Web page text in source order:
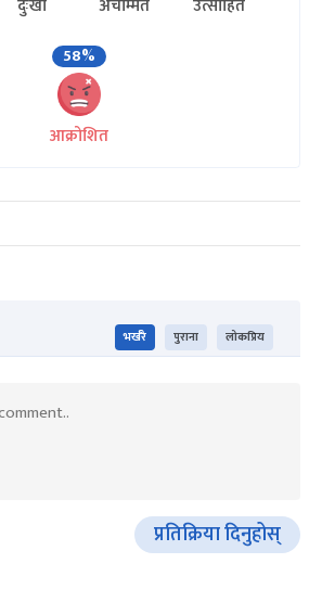
दुःखी अचम्मित
उत्साहित
58%
आक्रोशित
भर्खरै पुराना लोकप्रिय
प्रतिक्रिया दिनुहोस्